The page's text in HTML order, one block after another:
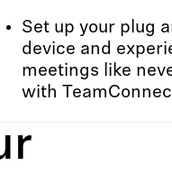
Set up your plug
device and
meetings like
with